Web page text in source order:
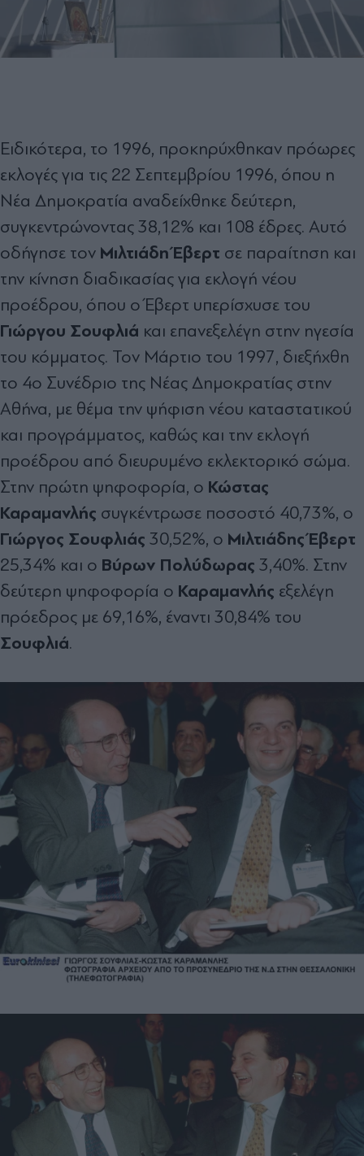
Ειδικότερα, το 1996, προκηρύχθηκαν πρόωρες
εκλογές για τις 22 Σεπτεμβρίου 1996, όπου η
Νέα Δημοκρατία αναδείχθηκε δεύτερη,
συγκεντρώνοντας 38,12% και 108 έδρες. Αυτό
οδήγησε τον Μιλτιάδη Έβερτ σε παραίτηση και
την κίνηση διαδικασίας για εκλογή νέου
προέδρου, όπου ο Έβερτ υπερίσχυσε του
Γιώργου Σουφλιά και επανεξελέγη στην ηγεσία
του κόμματος. Τον Μάρτιο του 1997, διεξήχθη
το 4ο Συνέδριο της Νέας Δημοκρατίας στην
Αθήνα, με θέμα την ψήφιση νέου καταστατικού
και προγράμματος, καθώς και την εκλογή
προέδρου από διευρυμένο εκλεκτορικό σώμα.
Στην πρώτη ψηφοφορία, ο Κώστας
Καραμανλής συγκέντρωσε ποσοστό 40,73%, ο
Γιώργος Σουφλιάς 30,52%, ο Μιλτιάδης Έβερτ
25,34% και ο Βύρων Πολύδωρας 3,40%. Στην
δεύτερη ψηφοφορία ο Καραμανλής εξελέγη
πρόεδρος με 69,16%, έναντι 30,84% του
Σουφλιά.